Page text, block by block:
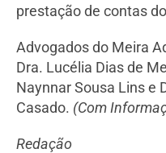
prestação de contas
Advogados do Meira
Dra. Lucélia Dias de
Naynnar Sousa Lins e
Casado. (Com
Redação